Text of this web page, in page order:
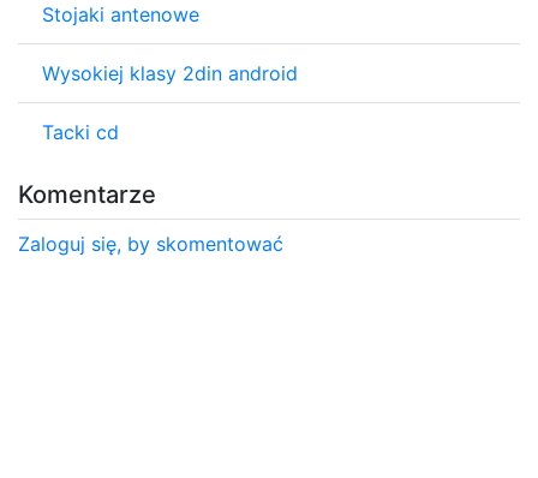
Stojaki antenowe
Wysokiej klasy 2din android
Tacki cd
Komentarze
Zaloguj się, by skomentować